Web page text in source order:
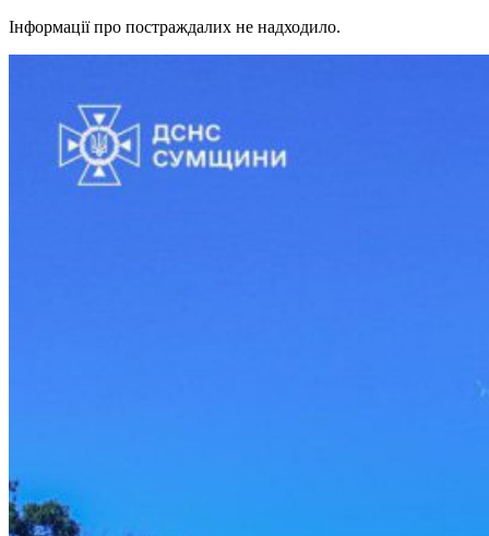
Інформації про постраждалих не надходило.